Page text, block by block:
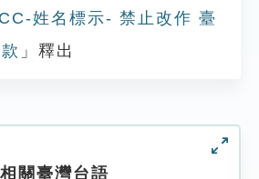
姓名標示- 禁止改作 臺
」釋出
相關臺灣台語